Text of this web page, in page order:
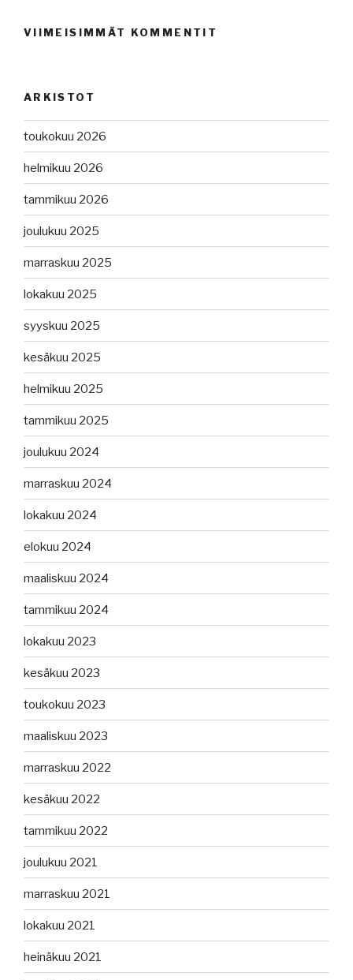
VIIMEISIMMÄT KOMMENTIT
ARKISTOT
toukokuu 2026
helmikuu 2026
tammikuu 2026
joulukuu 2025
marraskuu 2025
lokakuu 2025
syyskuu 2025
kesäkuu 2025
helmikuu 2025
tammikuu 2025
joulukuu 2024
marraskuu 2024
lokakuu 2024
elokuu 2024
maaliskuu 2024
tammikuu 2024
lokakuu 2023
kesäkuu 2023
toukokuu 2023
maaliskuu 2023
marraskuu 2022
kesäkuu 2022
tammikuu 2022
joulukuu 2021
marraskuu 2021
lokakuu 2021
heinäkuu 2021